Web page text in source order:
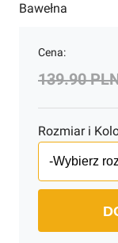
Bawełna
Cena:
139.90
Rozmiar i